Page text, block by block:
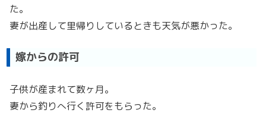
た。
妻が出産して里帰りしているときも天気が悪かった。
嫁からの許可
子供が産まれて数ヶ月。
妻から釣りへ行く許可をもらった。